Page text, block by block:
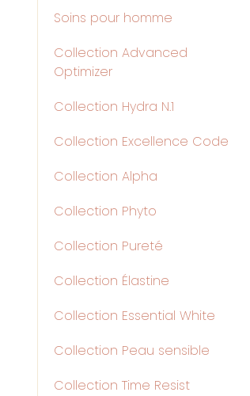
Soins pour homme
Collection Advanced
Optimizer
Collection Hydra N.1
Collection Excellence Code
Collection Alpha
Collection Phyto
Collection Pureté
Collection Élastine
Collection Essential White
Collection Peau sensible
Collection Time Resist